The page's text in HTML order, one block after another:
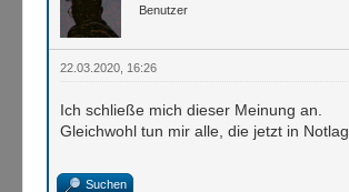
Benutzer
22.03.2020, 16:26
Ich schließe mich dieser Meinung an.
Gleichwohl tun mir alle, die jetzt in
Suchen